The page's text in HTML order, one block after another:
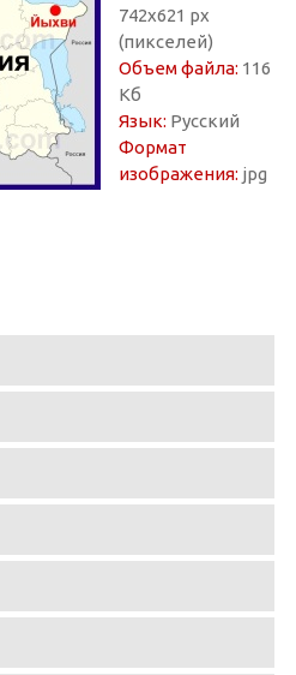
742х621 px
(пикселей)
Объем файла: 116
Кб
Язык: Русский
Формат
изображения: jpg